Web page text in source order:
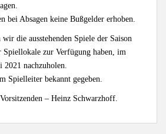
bei Absagen keine Bußgelder erhoben.
die ausstehenden Spiele der Saison
Spiellokale zur Verfügung haben, im
nachzuholen.
Spielleiter bekannt gegeben.
– Heinz Schwarzhoff.